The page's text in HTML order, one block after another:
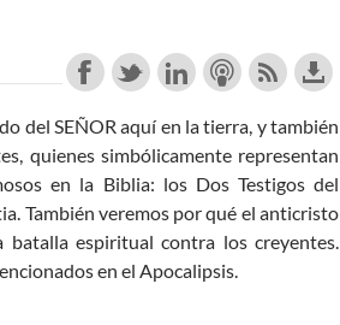
del SEÑOR aquí en la tierra, y también
quienes simbólicamente representan
en la Biblia: los Dos Testigos del
También veremos por qué el anticristo
espiritual contra los creyentes.
en el Apocalipsis.